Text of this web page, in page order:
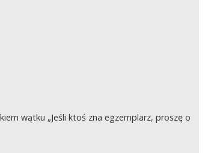
wątku „Jeśli ktoś zna egzemplarz, proszę o